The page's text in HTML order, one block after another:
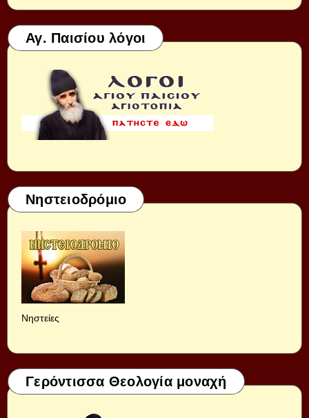
Αγ. Παισίου λόγοι
Νηστειοδρόμιο
Νηστείες
Γερόντισσα Θεολογία μοναχή